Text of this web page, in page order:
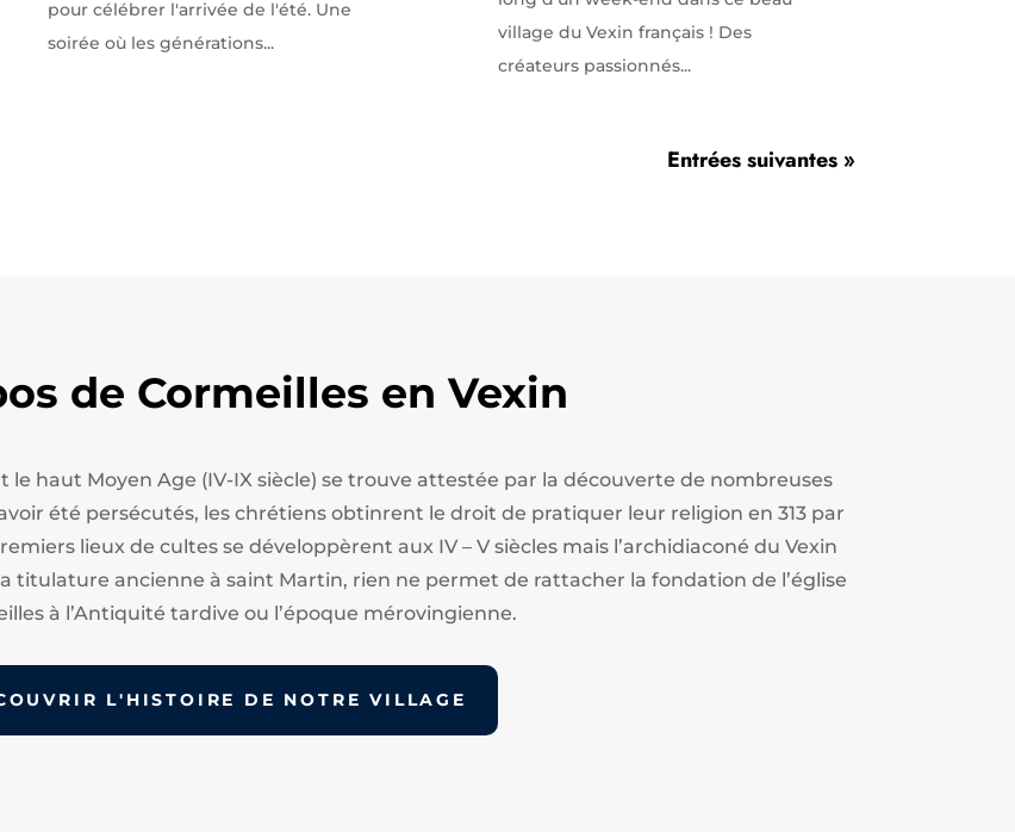
pour célébrer l'arrivée de l'été. Une
soirée où les générations...
village du Vexin français ! Des
créateurs passionnés...
Entrées suivantes »
de Cormeilles en Vexin
le haut Moyen Age (IV-IX siècle) se trouve attestée par la découverte de nombreuses
été persécutés, les chrétiens obtinrent le droit de pratiquer leur religion en 313 par
lieux de cultes se développèrent aux IV – V siècles mais l’archidiaconé du Vexin
titulature ancienne à saint Martin, rien ne permet de rattacher la fondation de l’église
à l’Antiquité tardive ou l’époque mérovingienne.
L'HISTOIRE DE NOTRE VILLAGE